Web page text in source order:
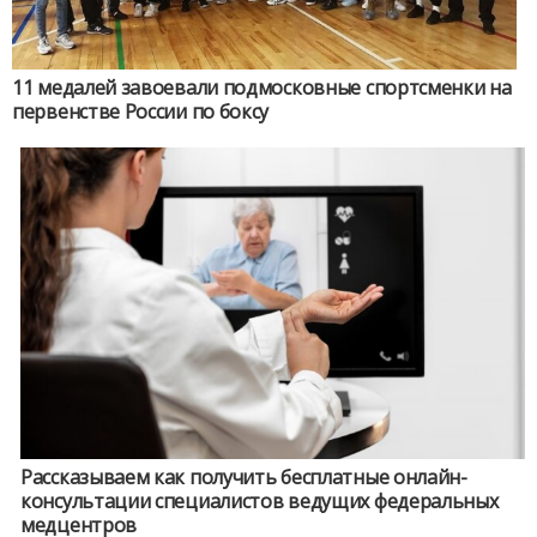
11 медалей завоевали подмосковные спортсменки на
первенстве России по боксу
Рассказываем как получить бесплатные онлайн-
консультации специалистов ведущих федеральных
медцентров